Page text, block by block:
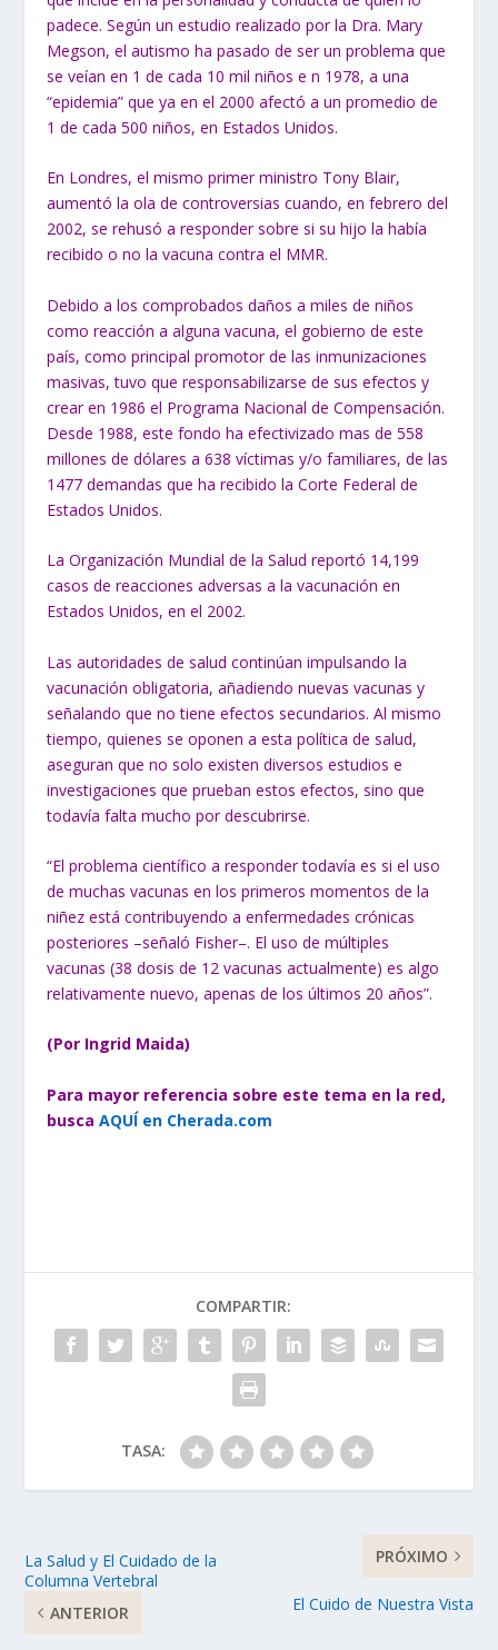
padece. Según un estudio realizado por la Dra. Mary
Megson, el autismo ha pasado de ser un problema que
se veían en 1 de cada 10 mil niños e n 1978, a una
“epidemia” que ya en el 2000 afectó a un promedio de
1 de cada 500 niños, en Estados Unidos.
En Londres, el mismo primer ministro Tony Blair,
aumentó la ola decontroversias cuando, en febrero del
2002, se rehusó a responder sobre si su hijo la había
recibido o no la vacuna contra el MMR.
Debido a los comprobados daños a miles de niños
como reacción a algunavacuna, el gobierno de este
país, como principal promotor de lasinmunizaciones
masivas, tuvo que responsabilizarse de sus efectos y
crear en 1986 el Programa Nacional de Compensación.
Desde 1988, este fondo ha efectivizado mas de 558
millones de dólares a 638 víctimas y/o familiares, de las
1477 demandas que ha recibido la Corte Federal de
Estados Unidos.
La Organización Mundial de la Salud reportó 14,199
casos de reaccionesadversas a la vacunación en
Estados Unidos, en el 2002.
Las autoridades de salud continúan impulsando la
vacunación obligatoria, añadiendo nuevas vacunas y
señalando que no tiene efectos secundarios. Al mismo
tiempo, quienes se oponen a esta política de salud,
aseguran que no solo existen diversos estudios e
investigaciones que prueban estos efectos, sino que
todavía falta mucho por descubrirse.
“El problema científico a responder todavía es si el uso
de muchas vacunas en los primeros momentos de la
niñez está contribuyendo a enfermedades crónicas
posteriores –señaló Fisher–. El uso de múltiples
vacunas (38 dosis de 12 vacunas actualmente) es algo
relativamente nuevo, apenas de los últimos 20 años”.
(Por Ingrid Maida)
Para mayor referencia sobre este tema en la red,
buscaAQUÍ en Cherada.com
COMPARTIR:
TASA:
La Salud y El Cuidado de la
Columna Vertebral
ANTERIOR
PRÓXIMO
El Cuido de Nuestra Vista